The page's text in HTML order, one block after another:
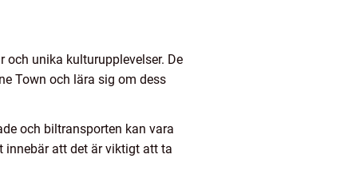
och unika kulturupplevelser. De
Town och lära sig om dess
och biltransporten kan vara
innebär att det är viktigt att ta